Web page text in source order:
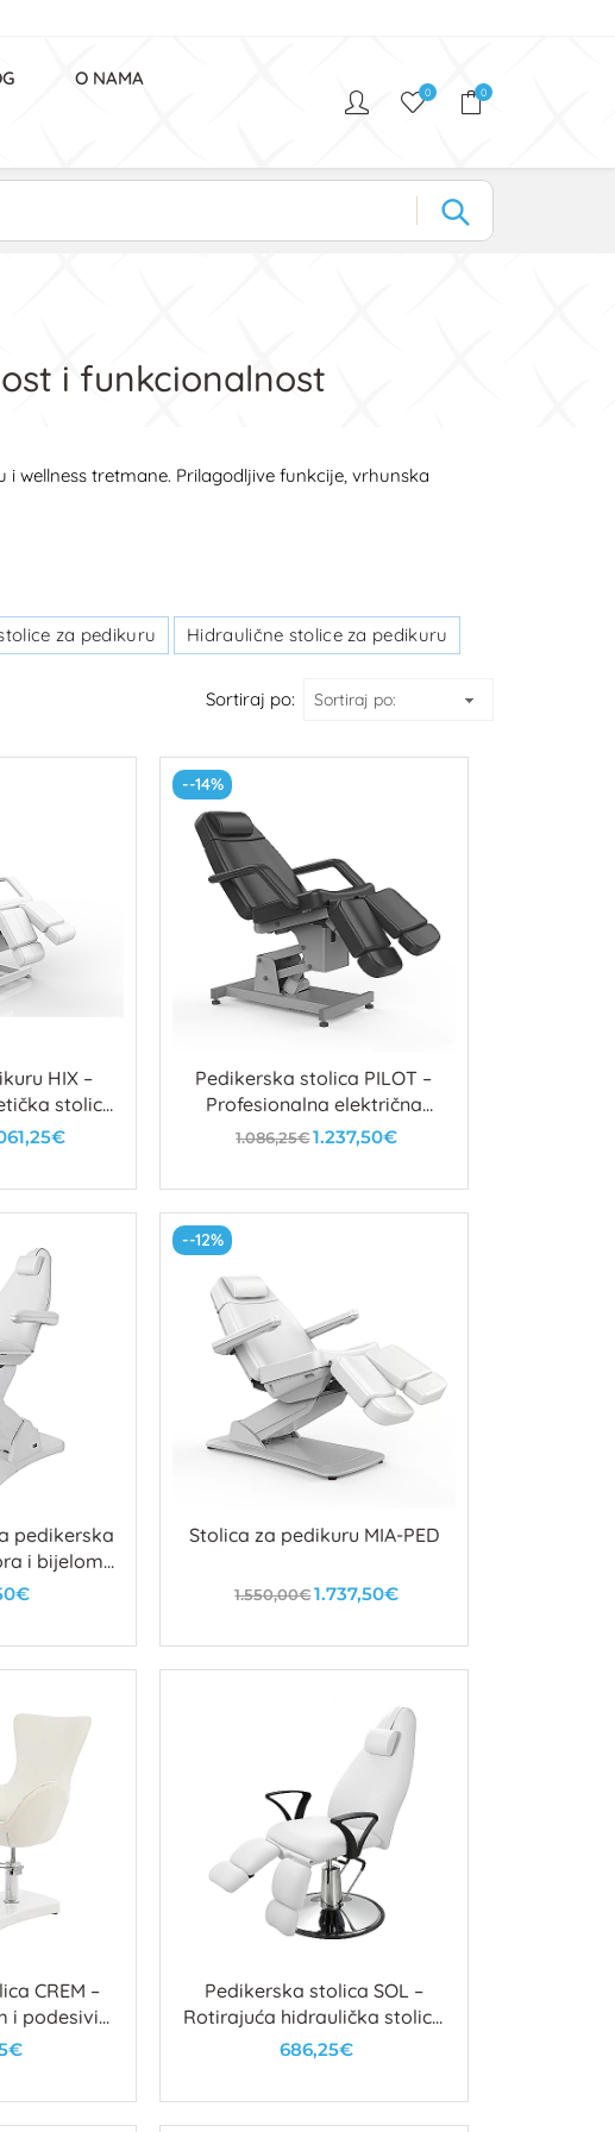
O NAMA
0 0
i funkcionalnost
wellness tretmane. Prilagodljive funkcije, vrhunska
za pedikuru Hidraulične stolice za pedikuru
Sortiraj po:
HIX –
stolica
salone
--14%
Pedikerska stolica PILOT –
Profesionalna električna
stolica s 3 motora
1.086,25€1.237,50€
U košaricu
pedikerska
i bijelom
--12%
Stolica za pedikuru MIA-PED
1.550,00€1.737,50€
CREM –
i podesivim
noge
Pedikerska stolica SOL –
Rotirajuća hidraulička stolica
s PU presvlakom
686,25€
U košaricu